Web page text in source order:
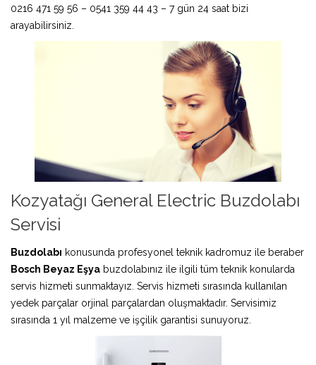
0216 471 59 56 – 0541 359 44 43 – 7 gün 24 saat bizi
arayabilirsiniz.
Kozyatağı General Electric Buzdolabı
Servisi
Buzdolabı konusunda profesyonel teknik kadromuz ile beraber
Bosch Beyaz Eşya buzdolabınız ile ilgili tüm teknik konularda
servis hizmeti sunmaktayız. Servis hizmeti sırasında kullanılan
yedek parçalar orjinal parçalardan oluşmaktadır. Servisimiz
sırasında 1 yıl malzeme ve işçilik garantisi sunuyoruz.